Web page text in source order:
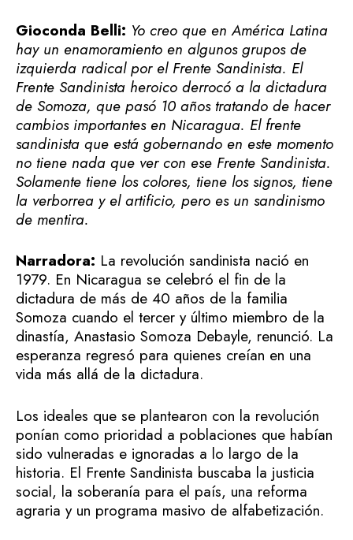
Gioconda Belli: Yo creo que en América Latina
hay un enamoramiento en algunos grupos de
izquierda radical por el Frente Sandinista. El
Frente Sandinista heroico derrocó a la dictadura
de Somoza, que pasó 10 años tratando de hacer
cambios importantes en Nicaragua. El frente
sandinista que está gobernando en este momento
no tiene nada que ver con ese Frente Sandinista.
Solamente tiene los colores, tiene los signos, tiene
la verborrea y el artificio, pero es un sandinismo
de mentira.
Narradora: La revolución sandinista nació en
1979. En Nicaragua se celebró el fin de la
dictadura de más de 40 años de la familia
Somoza cuando el tercer y último miembro de la
dinastía, Anastasio Somoza Debayle, renunció. La
esperanza regresó para quienes creían en una
vida más allá de la dictadura.
Los ideales que se plantearon con la revolución
ponían como prioridad a poblaciones que habían
sido vulneradas e ignoradas a lo largo de la
historia. El Frente Sandinista buscaba la justicia
social, la soberanía para el país, una reforma
agraria y un programa masivo de alfabetización.